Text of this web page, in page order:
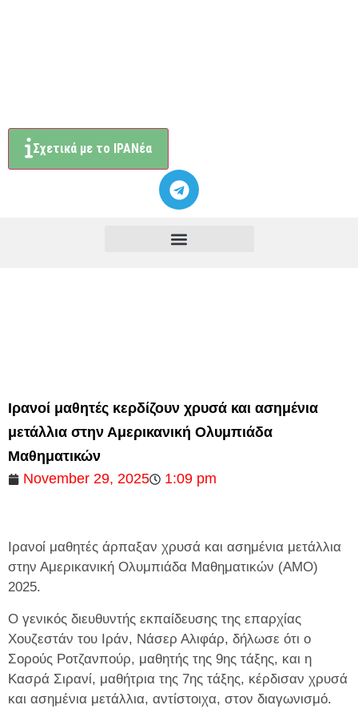
Σχετικά με το ΙΡΑΝέα
Ιρανοί μαθητές κερδίζουν χρυσά και ασημένια
μετάλλια στην Αμερικανική Ολυμπιάδα
Μαθηματικών
November 29, 2025
1:09 pm
Ιρανοί μαθητές άρπαξαν χρυσά και ασημένια μετάλλια
στην Αμερικανική Ολυμπιάδα Μαθηματικών (AMO)
2025.
Ο γενικός διευθυντής εκπαίδευσης της επαρχίας
Χουζεστάν του Ιράν, Νάσερ Αλιφάρ, δήλωσε ότι ο
Σορούς Ροτζανπούρ, μαθητής της 9ης τάξης, και η
Κασρά Σιρανί, μαθήτρια της 7ης τάξης, κέρδισαν χρυσά
και ασημένια μετάλλια, αντίστοιχα, στον διαγωνισμό.